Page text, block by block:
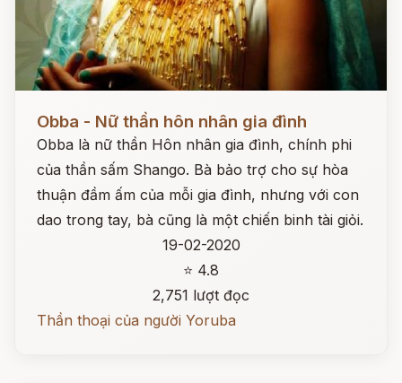
Obba - Nữ thần hôn nhân gia đình
Obba là nữ thần Hôn nhân gia đình, chính phi
của thần sấm Shango. Bà bảo trợ cho sự hòa
thuận đầm ấm của mỗi gia đình, nhưng với con
dao trong tay, bà cũng là một chiến binh tài giỏi.
19-02-2020
⭐ 4.8
2,751 lượt đọc
Thần thoại của người Yoruba